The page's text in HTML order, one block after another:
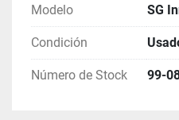
Modelo SG
Condición
Número de Stock 99-